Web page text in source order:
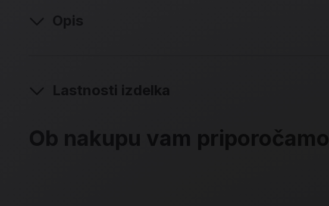
Opis
Lastnosti izdelka
Ob nakupu vam priporočamo